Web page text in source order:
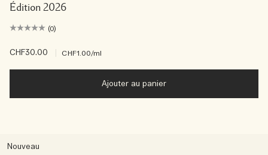
Édition 2026
(0)
CHF30.00 CHF1.00/ml
Ajouter au panier
Nouveau